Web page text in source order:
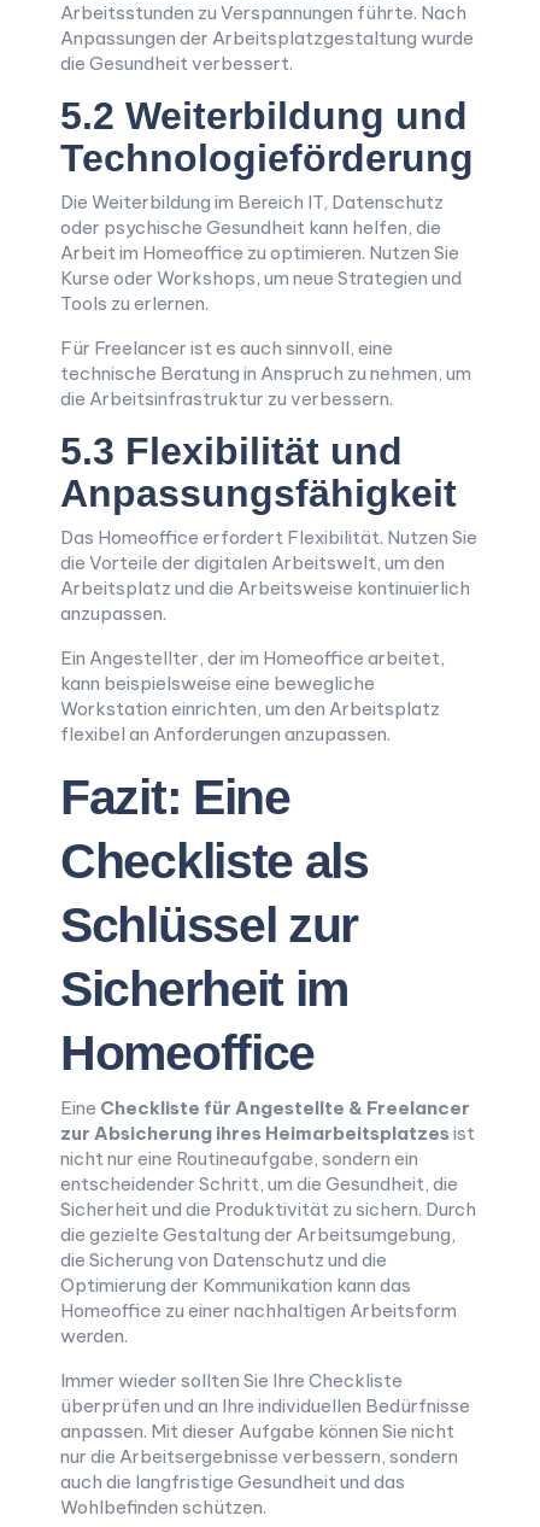
Arbeitsstunden zu Verspannungen führte. Nach
Anpassungen der Arbeitsplatzgestaltung wurde
die Gesundheit verbessert.
5.2 Weiterbildung und
Technologieförderung
Die Weiterbildung im Bereich IT, Datenschutz
oder psychische Gesundheit kann helfen, die
Arbeit im Homeoffice zu optimieren. Nutzen Sie
Kurse oder Workshops, um neue Strategien und
Tools zu erlernen.
Für Freelancer ist es auch sinnvoll, eine
technische Beratung in Anspruch zu nehmen, um
die Arbeitsinfrastruktur zu verbessern.
5.3 Flexibilität und
Anpassungsfähigkeit
Das Homeoffice erfordert Flexibilität. Nutzen Sie
die Vorteile der digitalen Arbeitswelt, um den
Arbeitsplatz und die Arbeitsweise kontinuierlich
anzupassen.
Ein Angestellter, der im Homeoffice arbeitet,
kann beispielsweise eine bewegliche
Workstation einrichten, um den Arbeitsplatz
flexibel an Anforderungen anzupassen.
Fazit: Eine
Checkliste als
Schlüssel zur
Sicherheit im
Homeoffice
Eine Checkliste für Angestellte & Freelancer
zur Absicherung ihres Heimarbeitsplatzesist
nicht nur eine Routineaufgabe, sondern ein
entscheidender Schritt, um die Gesundheit, die
Sicherheit und die Produktivität zu sichern. Durch
die gezielte Gestaltung der Arbeitsumgebung,
die Sicherung von Datenschutz und die
Optimierung der Kommunikation kann das
Homeoffice zu einer nachhaltigen Arbeitsform
werden.
Immer wieder sollten Sie Ihre Checkliste
überprüfen und an Ihre individuellen Bedürfnisse
anpassen. Mit dieser Aufgabe können Sie nicht
nur die Arbeitsergebnisse verbessern, sondern
auch die langfristige Gesundheit und das
Wohlbefinden schützen.